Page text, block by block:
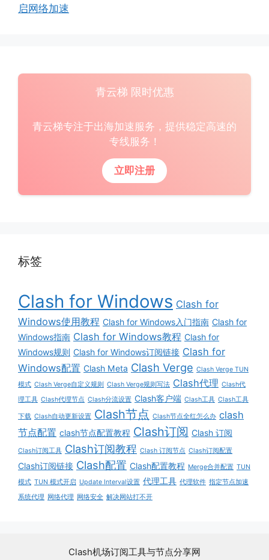
启网络加速
青云梯 限时优惠
青云梯专注于出海加速服务，提供稳定高速的
专线服务！
立即注册
标签
Clash for Windows Clash for
Windows使用教程 Clash for Windows入门指南 Clash for
Windows指南 Clash for Windows教程 Clash for
Windows规则 Clash for Windows订阅链接 Clash for
Windows配置 Clash Meta Clash Verge Clash Verge TUN
模式 Clash Verge自定义规则 Clash Verge规则写法 Clash代理 Clash代
理工具 Clash代理节点 Clash分流设置 Clash客户端 Clash工具 Clash工具
下载 Clash自动更新设置 Clash节点 Clash节点全红怎么办 clash
节点配置 clash节点配置教程 Clash订阅 Clash 订阅
Clash订阅工具 Clash订阅教程 Clash 订阅节点 Clash订阅配置
Clash订阅链接 Clash配置 Clash配置教程 Merge合并配置 TUN
模式 TUN 模式开启 Update Interval设置 代理工具 代理软件 指定节点加速
系统代理 网络代理 网络安全 解决网站打不开
Clash机场订阅工具与节点分享网